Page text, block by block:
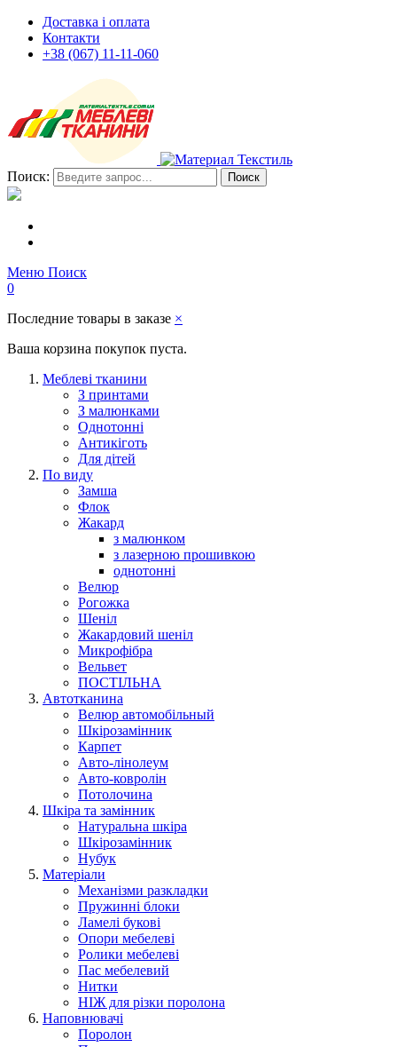
Доставка і оплата
Контакти
+38 (067) 11-11-060
Поиск: Поиск
Меню Поиск
0
Последние товары в заказе ×
Ваша корзина покупок пуста.
Меблеві тканини
З принтами
З малюнками
Однотонні
Антикіготь
Для дітей
По виду
Замша
Флок
Жакард
з малюнком
з лазерною прошивкою
однотонні
Велюр
Рогожка
Шеніл
Жакардовий шеніл
Микрофібра
Вельвет
ПОСТІЛЬНА
Автотканина
Велюр автомобільный
Шкірозамінник
Карпет
Авто-лінолеум
Авто-ковролін
Потолочина
Шкіра та замінник
Натуральна шкіра
Шкірозамінник
Нубук
Матеріали
Механізми разкладки
Пружинні блоки
Ламелі букові
Опори мебелеві
Ролики мебелеві
Пас мебелевий
Нитки
НІЖ для різки поролона
Наповнювачі
Поролон